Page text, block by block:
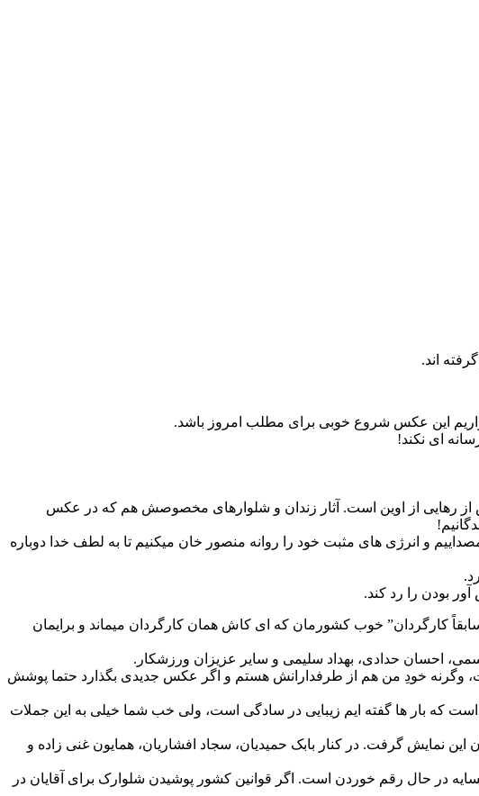
اند.
این عکس شروع خوبی برای مطلب امروز باشد.
ای نکند!
از رهایی از اوین است. آثار زندان و شلوارهای مخصوصش هم که در عکس
و انرژی های مثبت خود را روانه منصور خان میکنیم تا به لطف خدا دوباره
بودن را رد کند.
کارگردان” خوب کشورمان که ای کاش همان کارگردان میماند و برایمان
احسان حدادی، بهداد سلیمی و سایر عزیزان ورزشکار.
وگرنه خودِ من هم از طرفدارانش هستم و اگر عکس جدیدی بگذارد حتما پوشش
کرد که در کپشن میخوانید. ترانه جان درست است که بار ها گفته ایم زیبایی در سادگی است، ولی خب شما خیلی به این جملات
نمایش گرفت. در کنار بابک حمیدیان، سجاد افشاریان، همایون غنی زاده و
در حال رقم خوردن است. اگر قوانین کشور پوشیدن شلوارک برای آقایان در